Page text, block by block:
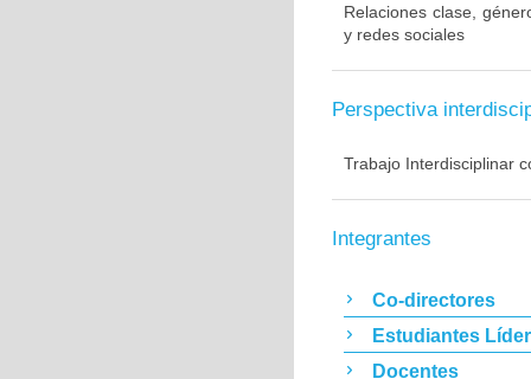
Relaciones clase,
y redes sociales
Perspectiva
Trabajo Interdisciplinar
Integrantes
Co-directores
Estudiantes
Docentes